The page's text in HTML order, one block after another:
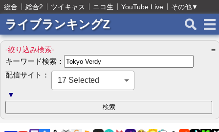
総合 総合2 ツイキャス ニコ生 YouTube Live その他▼
ライブランキングZ
-絞り込み検索-
＝
キーワード検索：
配信サイト：
17 Selected
▼